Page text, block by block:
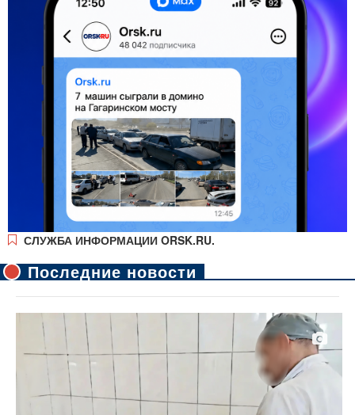
СЛУЖБА ИНФОРМАЦИИ ORSK.RU.
Последние новости